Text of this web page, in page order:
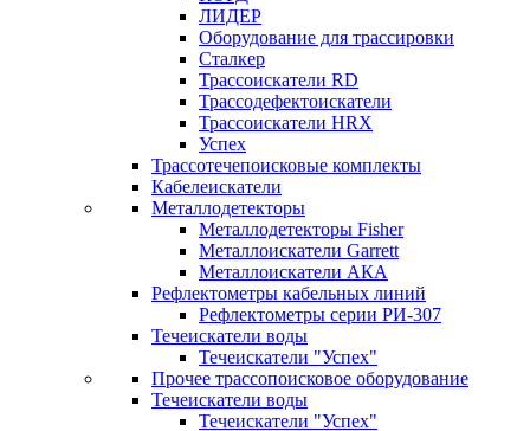
ЛИДЕР
Оборудование для трассировки
Сталкер
Трасcоискатели RD
Трассодефектоискатели
Трассоискатели HRX
Успех
Трассотечепоисковые комплекты
Кабелеискатели
Металлодетекторы
Металлодетекторы Fisher
Металлоискатели Garrett
Металлоискатели АКА
Рефлектометры кабельных линий
Рефлектометры серии РИ-307
Течеискатели воды
Течеискатели "Успех"
Прочее трассопоисковое оборудование
Течеискатели воды
Течеискатели "Успех"